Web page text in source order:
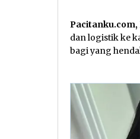
Pacitanku.com,
dan logistik ke
bagi yang